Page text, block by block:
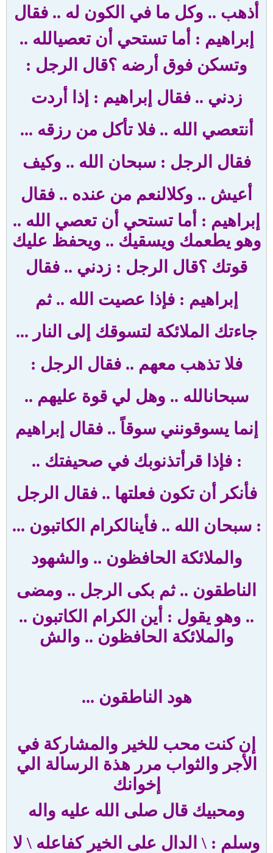
أذهب .. وكل ما في الكون له .. فقال
إبراهيم : أما تستحي أن تعصيالله ..
وتسكن فوق أرضه ؟قال الرجل :
زدني ..فقال إبراهيم : إذا أردت
أنتعصي الله .. فلا تأكل من رزقه ...
فقال الرجل : سبحان الله .. وكيف
أعيش .. وكلالنعم من عنده .. فقال
إبراهيم : أما تستحي أن تعصي الله ..
وهو يطعمك ويسقيك .. ويحفظ عليك
قوتك ؟قال الرجل : زدني .. فقال
إبراهيم : فإذا عصيت الله ..ثم
جاءتك الملائكة لتسوقك إلى النار ...
فلا تذهب معهم .. فقال الرجل :
سبحانالله .. وهل لي قوة عليهم ..
إنما يسوقونني سوقاً ..فقال إبراهيم
: فإذا قرأتذنوبك في صحيفتك ..
فأنكر أن تكون فعلتها ..فقال الرجل
: سبحان الله .. فأينالكرام الكاتبون ...
والملائكة الحافظون .. والشهود
الناطقون .. ثم بكى الرجل .. ومضى
.. وهو يقول : أين الكرام الكاتبون ..
والملائكة الحافظون .. والش
هود الناطقون ...
إن كنت محب للخير والمشاركة في
الأجر والثواب مرر هذة الرسالة الي
إخوانك
ومحبيك قال صلى الله عليه واله
وسلم : \ الدال على الخير كفاعله \ لا